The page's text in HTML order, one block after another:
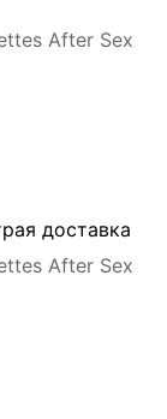
After Sex
доставка
After Sex